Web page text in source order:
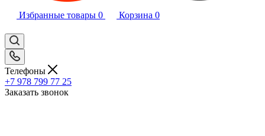
Избранные товары 0 Корзина 0
Телефоны
+7 978 799 77 25
Заказать звонок